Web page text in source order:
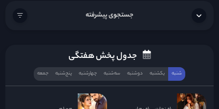
جستجوی پیشرفته
جدول پخش هفتگی
شنبه یکشنبه دوشنبه سه‌‌شنبه چهارشنبه پنج‌شنبه جمعه